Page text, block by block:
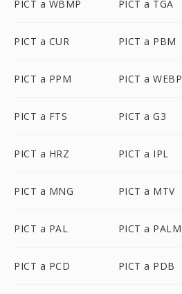
PICT a WBMP PICT a TGA
PICT a CUR PICT a PBM
PICT a PPM PICT a WEBP
PICT a FTS PICT a G3
PICT a HRZ PICT a IPL
PICT a MNG PICT a MTV
PICT a PAL PICT a PALM
PICT a PCD PICT a PDB